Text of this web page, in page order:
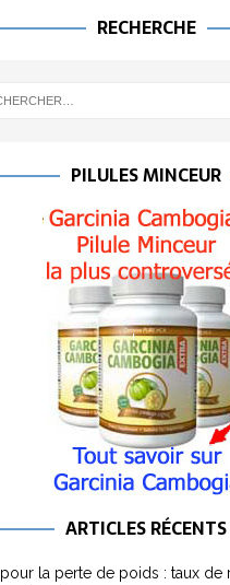
RECHERCHE
PILULES MINCEUR
ARTICLES RÉCENTS
pour la perte de poids : taux de